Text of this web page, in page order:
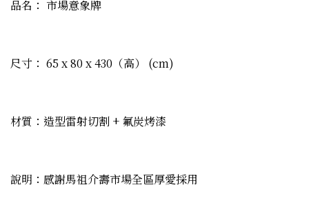
品名： 市場意象牌
尺寸： 65 x 80 x 430（高） (cm)
材質：造型雷射切割 + 氟炭烤漆
說明：感謝馬祖介壽市場全區厚愛採用